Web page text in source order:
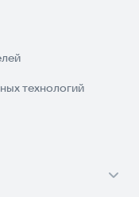
технологий